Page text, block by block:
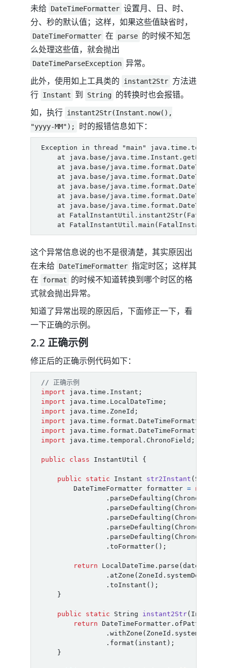
未给 DateTimeFormatter 设置月、日、时、
分、秒的默认值；这样，如果这些值缺省时，
DateTimeFormatter 在 parse 的时候不知怎
么处理这些值，就会抛出
DateTimeParseException 异常。
此外，使用如上工具类的
instant2Str 方法进
行 Instant 到 String 的转换时也会报错。
如，执行 instant2Str(Instant.now(),
"yyyy-MM");
时的报错信息如下：
这个异常信息说的也不是很清楚，其实原因出
在未给
DateTimeFormatter 指定时区；这样其
在
format
的时候不知道转换到哪个时区的格
式就会抛出异常。
知道了异常出现的原因后，下面修正一下，看
一下正确的示例。
2.2 正确示例
修正后的正确示例代码如下：
// 正确示例
import
java.time.Instant ;
import
java.time.LocalDateTime ;
import
java.time.ZoneId ;
import
java.time.format.DateTimeFormatter
import
import
java.time.temporal.ChronoField ;
public class InstantUtil {
public static Instant str2Instant ( String
DateTimeFormatter formatter = new
. parseDefaulting ( ChronoField
. parseDefaulting ( ChronoField
. parseDefaulting ( ChronoField
. parseDefaulting ( ChronoField
. parseDefaulting ( ChronoField
. toFormatter();
return LocalDateTime . parse ( dateTimeStr
. atZone ( ZoneId . systemDefault
. toInstant ();
}
public static String instant2Str( Instant
return DateTimeFormatter . ofPattern
. withZone ( ZoneId . systemDefault
. format ( instant );
}